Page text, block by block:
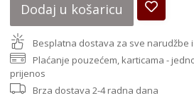
Dodaj u košaricu
Besplatna dostava za sve narudžbe
Plaćanje pouzećem, karticama -
prijenos
Brza dostava 2-4 radna dana